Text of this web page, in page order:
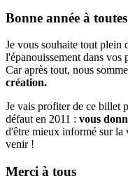
Bonne année à
Je vous souhaite tout plein
l'épanouissement dans vos
Car après tout, nous
création.
Je vais profiter de ce billet
défaut en 2011 : vous
d'être mieux informé sur la
venir !
Merci à tous